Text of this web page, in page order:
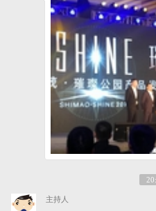
主持人